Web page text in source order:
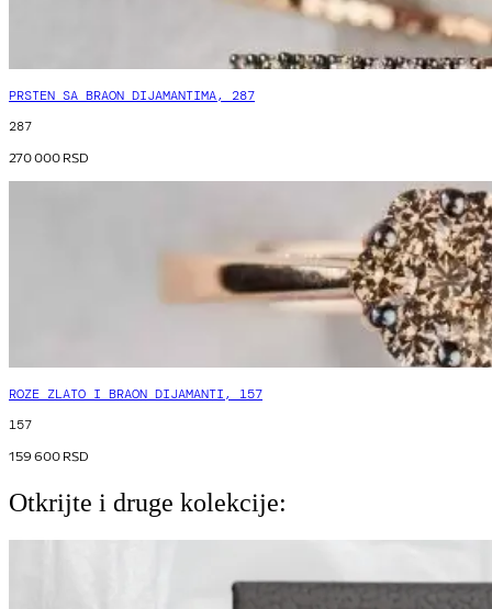
PRSTEN SA BRAON DIJAMANTIMA, 287
287
270 000RSD
ROZE ZLATO I BRAON DIJAMANTI, 157
157
159 600RSD
Otkrijte i druge kolekcije: